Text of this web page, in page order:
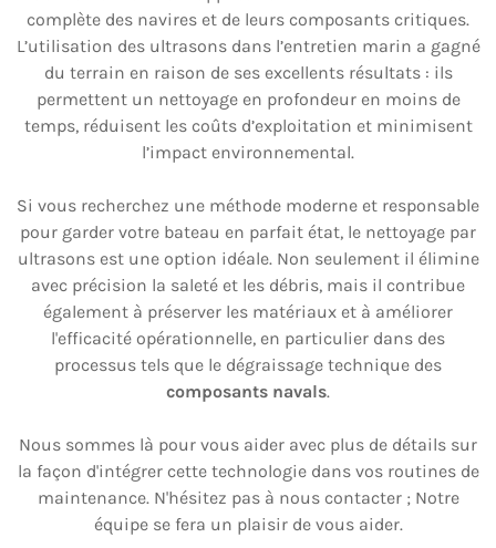
complète des navires et de leurs composants critiques.
L’utilisation des ultrasons dans l’entretien marin a gagné
du terrain en raison de ses excellents résultats : ils
permettent un nettoyage en profondeur en moins de
temps, réduisent les coûts d’exploitation et minimisent
l’impact environnemental.
Si vous recherchez une méthode moderne et responsable
pour garder votre bateau en parfait état, le nettoyage par
ultrasons est une option idéale. Non seulement il élimine
avec précision la saleté et les débris, mais il contribue
également à préserver les matériaux et à améliorer
l'efficacité opérationnelle, en particulier dans des
processus tels que le dégraissage technique des
composants navals.
Nous sommes là pour vous aider avec plus de détails sur
la façon d'intégrer cette technologie dans vos routines de
maintenance. N'hésitez pas à nous contacter ; Notre
équipe se fera un plaisir de vous aider.